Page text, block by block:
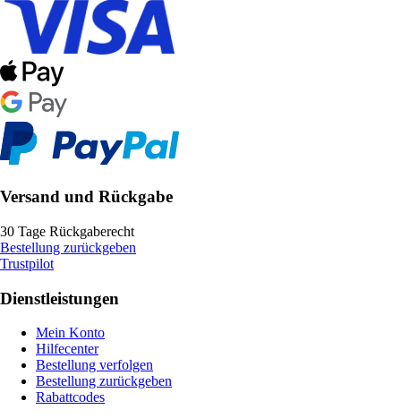
Versand und Rückgabe
30 Tage Rückgaberecht
Bestellung zurückgeben
Trustpilot
Dienstleistungen
Mein Konto
Hilfecenter
Bestellung verfolgen
Bestellung zurückgeben
Rabattcodes